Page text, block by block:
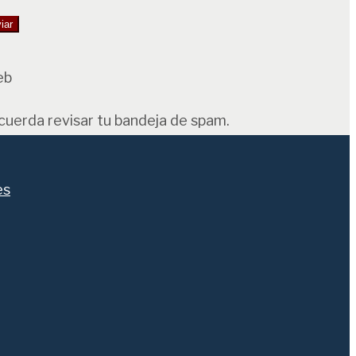
revisar tu bandeja de spam.